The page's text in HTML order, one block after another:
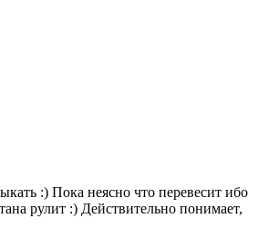
:) Пока неясно что перевесит ибо
рулит :) Действительно понимает,